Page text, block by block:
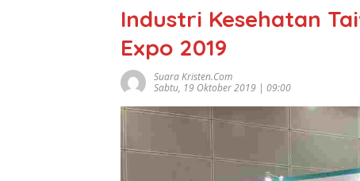
Industri Kesehatan
Expo 2019
Suara Kristen.com
Sabtu, 19 Oktober 2019 | 09:00